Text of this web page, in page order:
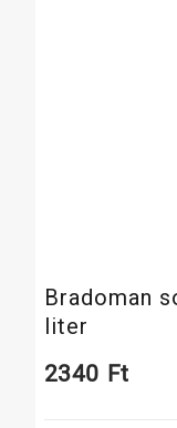
Bradoman
liter
2340 Ft